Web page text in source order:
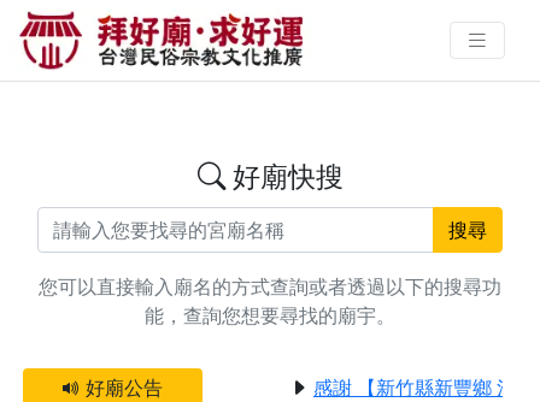
搜尋高雄市玄壇真君廟宇資料 | 拜
好廟求好運 找到與您有緣的信仰
好廟快搜
搜尋
您可以直接輸入廟名的方式查詢或者透過以下的搜尋功
能，查詢您想要尋找的廟宇。
好廟公告 感謝 【新竹縣新豐鄉 池